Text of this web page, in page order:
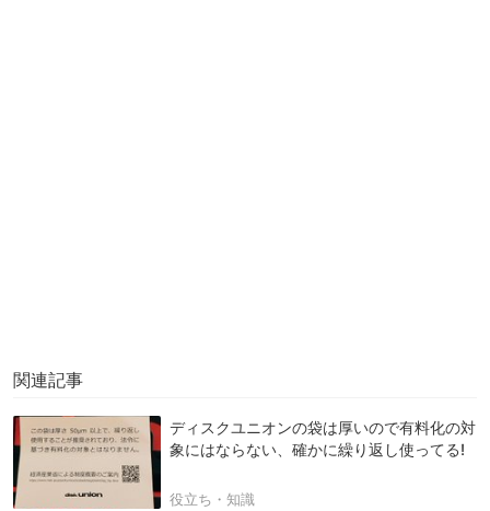
関連記事
ディスクユニオンの袋は厚いので有料化の対
象にはならない、確かに繰り返し使ってる!
役立ち・知識